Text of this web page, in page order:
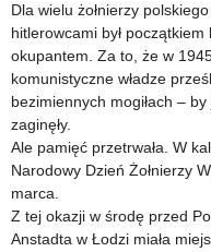
Dla wielu żołnierzy
hitlerowcami był
okupantem. Za to, że w
komunistyczne władze
bezimiennych mogiłach –
zaginęły.
Ale pamięć przetrwała. W
Narodowy Dzień Żołnierzy
marca.
Z tej okazji w środę przed
Anstadta w Łodzi miała